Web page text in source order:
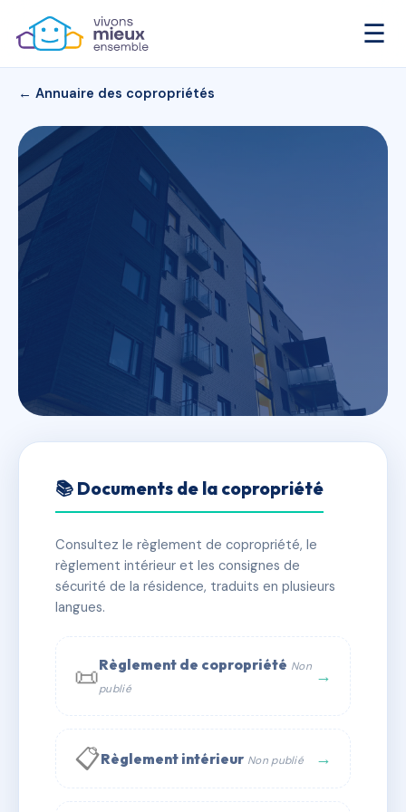
☰
← Annuaire des copropriétés
SDC PASAKA
✓ Immatriculée 🏠 6 lots 🏗 1 bâtiment(s)
📞 Contacter Syndic Digital
📚 Documents de la copropriété
Consultez le règlement de copropriété, le
règlement intérieur et les consignes de
sécurité de la résidence, traduits en plusieurs
langues.
📜Règlement de copropriété Non
publié
→
📋Règlement intérieur Non publié →